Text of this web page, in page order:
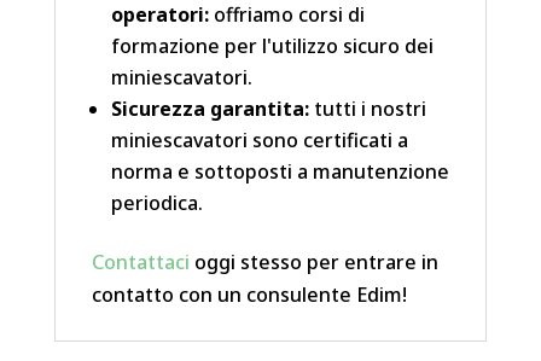
operatori:offriamo corsi di
formazione per l'utilizzo sicuro dei
miniescavatori.
Sicurezza garantita:tutti i nostri
miniescavatori sono certificati a
norma e sottoposti a manutenzione
periodica.
Contattaci oggi stesso per entrare in
contatto con un consulente Edim!